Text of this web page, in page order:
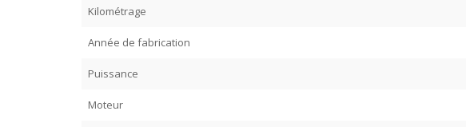
Kilométrage
Année de fabrication
Puissance
Moteur